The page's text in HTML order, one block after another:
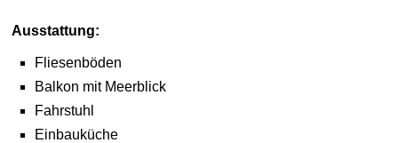
Ausstattung:
Fliesenböden
Balkon mit Meerblick
Fahrstuhl
Einbauküche